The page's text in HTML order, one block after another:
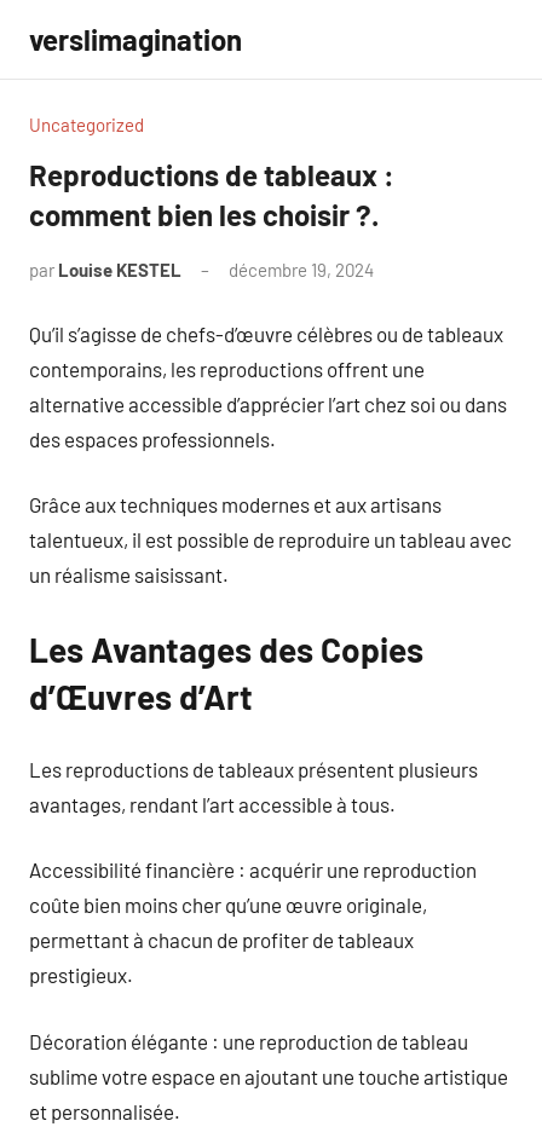
contenu
verslimagination
Uncategorized
Reproductions de tableaux :
comment bien les choisir ?.
par Louise KESTEL décembre 19, 2024
Qu’il s’agisse de chefs-d’œuvre célèbres ou de tableaux
contemporains, les reproductions offrent une
alternative accessible d’apprécier l’art chez soi ou dans
des espaces professionnels.
Grâce aux techniques modernes et aux artisans
talentueux, il est possible de reproduire un tableau avec
un réalisme saisissant.
Les Avantages des Copies
d’Œuvres d’Art
Les reproductions de tableaux présentent plusieurs
avantages, rendant l’art accessible à tous.
Accessibilité financière : acquérir une reproduction
coûte bien moins cher qu’une œuvre originale,
permettant à chacun de profiter de tableaux
prestigieux.
Décoration élégante : une reproduction de tableau
sublime votre espace en ajoutant une touche artistique
et personnalisée.